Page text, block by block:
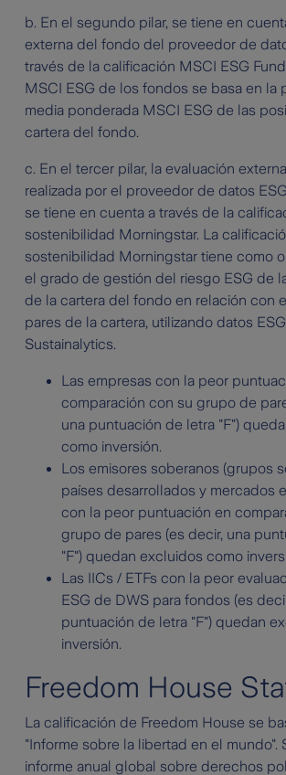
b. En el segundo pilar, se tiene en
externa del fondo del proveedor de
través de la calificación MSCI ESG
MSCI ESG de los fondos se basa en la
media ponderada MSCI ESG de las
cartera del fondo.
c. En el tercer pilar, la evaluación
realizada por el proveedor de datos
se tiene en cuenta a través de la
sostenibilidad Morningstar. La
sostenibilidad Morningstar tiene como
el grado de gestión del riesgo ESG de
de la cartera del fondo en relación con
pares de la cartera, utilizando datos
Sustainalytics.
Las empresas con la peor
comparación con su grupo de
una puntuación de letra "F")
como inversión.
Los emisores soberanos (grupos
países desarrollados y mercados
con la peor puntuación en
grupo de pares (es decir, una
"F") quedan excluidos como
Las IICs / ETFs con la peor
ESG de DWS para fondos (es
puntuación de letra "F") quedan
inversión.
Freedom House
La calificación de Freedom House se
"Informe sobre la libertad en el mundo".
informe anual global sobre derechos